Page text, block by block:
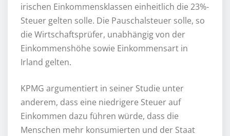
irischen Einkommensklassen einheitlich die 23%-
Steuer gelten solle. Die Pauschalsteuer solle, so
die Wirtschaftsprüfer, unabhängig von der
Einkommenshöhe sowie Einkommensart in
Irland gelten.
KPMG argumentiert in seiner Studie unter
anderem, dass eine niedrigere Steuer auf
Einkommen dazu führen würde, dass die
Menschen mehr konsumierten und der Staat